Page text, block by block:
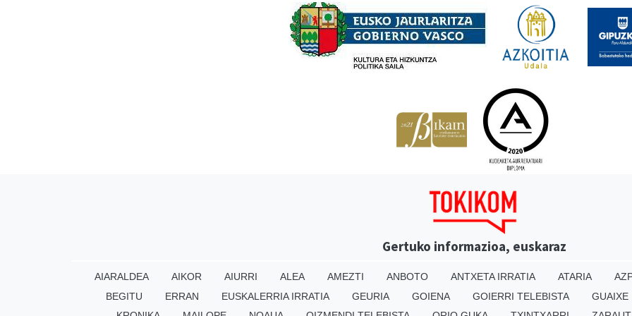
Gertuko informazioa, euskaraz
AIARALDEA AIKOR AIURRI ALEA AMEZTI ANBOTO ANTXETA IRRATIA ATARIA
BEGITU
ERRAN EUSKALERRIA IRRATIA GEURIA GOIENA GOIERRI TELEBISTA
GUAIXE